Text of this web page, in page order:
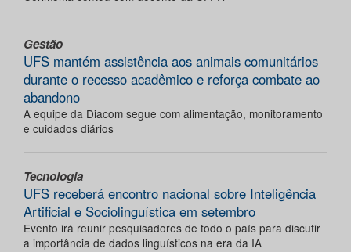
Gestão
UFS mantém assistência aos animais comunitários
durante o recesso acadêmico e reforça combate ao
abandono
A equipe da Diacom segue com alimentação, monitoramento
e cuidados diários
Tecnologia
UFS receberá encontro nacional sobre Inteligência
Artificial e Sociolinguística em setembro
Evento irá reunir pesquisadores de todo o país para discutir
a importância de dados linguísticos na era da IA